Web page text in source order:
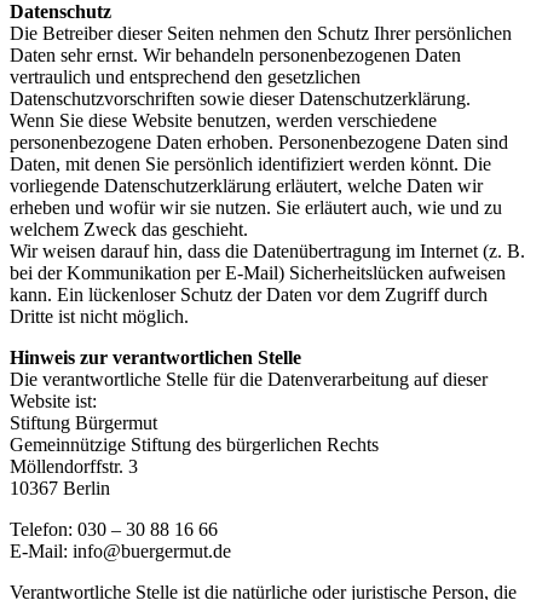
Datenschutz
Die Betreiber dieser Seiten nehmen den Schutz Ihrer persönlichen
Daten sehr ernst. Wir behandeln personenbezogenen Daten
vertraulich und entsprechend den gesetzlichen
Datenschutzvorschriften sowie dieser Datenschutzerklärung.
Wenn Sie diese Website benutzen, werden verschiedene
personenbezogene Daten erhoben. Personenbezogene Daten sind
Daten, mit denen Sie persönlich identifiziert werden könnt. Die
vorliegende Datenschutzerklärung erläutert, welche Daten wir
erheben und wofür wir sie nutzen. Sie erläutert auch, wie und zu
welchem Zweck das geschieht.
Wir weisen darauf hin, dass die Datenübertragung im Internet (z. B.
bei der Kommunikation per E-Mail) Sicherheitslücken aufweisen
kann. Ein lückenloser Schutz der Daten vor dem Zugriff durch
Dritte ist nicht möglich.
Hinweis zur verantwortlichen Stelle
Die verantwortliche Stelle für die Datenverarbeitung auf dieser
Website ist:
Stiftung Bürgermut
Gemeinnützige Stiftung des bürgerlichen Rechts
Möllendorffstr. 3
10367 Berlin
Telefon: 030 – 30 88 16 66
E-Mail: info@buergermut.de
Verantwortliche Stelle ist die natürliche oder juristische Person, die